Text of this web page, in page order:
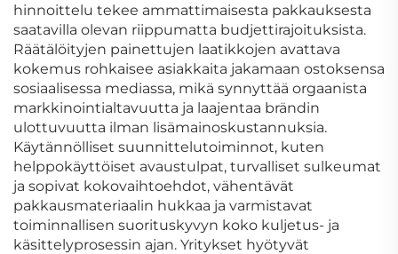
hinnoittelu tekee ammattimaisesta pakkauksesta
saatavilla olevan riippumatta budjettirajoituksista.
Räätälöityjen painettujen laatikkojen avattava
kokemus rohkaisee asiakkaita jakamaan ostoksensa
sosiaalisessa mediassa, mikä synnyttää orgaanista
markkinointialtavuutta ja laajentaa brändin
ulottuvuutta ilman lisämainoskustannuksia.
Käytännölliset suunnittelutoiminnot, kuten
helppokäyttöiset avaustulpat, turvalliset sulkeumat
ja sopivat kokovaihtoehdot, vähentävät
pakkausmateriaalin hukkaa ja varmistavat
toiminnallisen suorituskyvyn koko kuljetus- ja
käsittelyprosessin ajan. Yritykset hyötyvät